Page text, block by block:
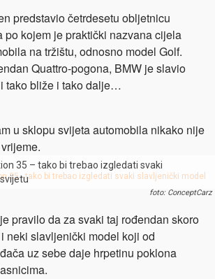
predstavio četrdesetu obljetnicu
po kojem je praktički nazvana cijela
na tržištu, odnosno model Golf.
Quattro-pogona, BMW je slavio
i tako bliže i tako dalje…
u sklopu svijeta automobila nikako nije
35 – tako bi trebao izgledati svaki
foto: ConceptCarz
pravilo da za svaki taj rođendan skoro
neki slavljenički model koji od
uz sebe daje hrpetinu poklona